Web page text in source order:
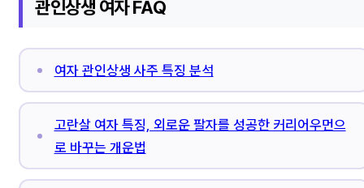
관인상생 여자 FAQ
여자 관인상생 사주 특징 분석
고란살 여자 특징, 외로운 팔자를 성공한 커리어우먼으
로 바꾸는 개운법